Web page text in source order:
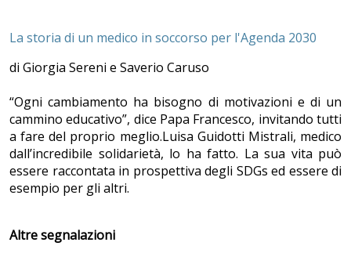
La storia di un medico in soccorso per l'Agenda 2030
di Giorgia Sereni e Saverio Caruso
“Ogni cambiamento ha bisogno di motivazioni e di un
cammino educativo”, dice Papa Francesco, invitando tutti
a fare del proprio meglio.Luisa Guidotti Mistrali, medico
dall’incredibile solidarietà, lo ha fatto. La sua vita può
essere raccontata in prospettiva degli SDGs ed essere di
esempio per gli altri.
Altre segnalazioni